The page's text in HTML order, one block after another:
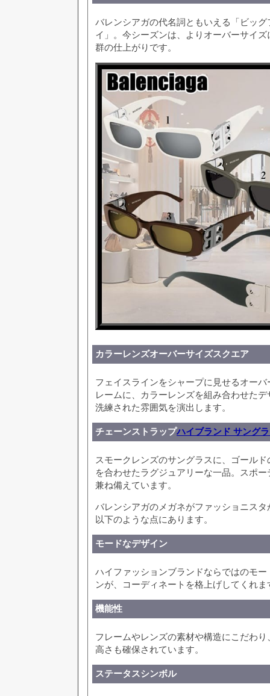
バレンシアガの代名詞ともいえる「ビッ
イ」。今シーズンは、よりオーバーサイ
群の仕上がりです。
カラーレンズオーバーサイズスクエア
フェイスラインをシャープに見せるオー
レームに、カラーレンズを組み合わせた
洗練された雰囲気を演出します。
チェーンストラップハイブランド サング
スモークレンズのサングラスに、ゴール
を合わせたラグジュアリーな一品。スポ
兼ね備えています。
バレンシアガのメガネがファッショニス
以下のような点にあります。
モードなデザイン
ハイファッションブランドならではのモ
ンが、コーディネートを格上げしてくれま
機能性
フレームやレンズの素材や構造にこだわ
高さも確保されています。
ステータスシンボル